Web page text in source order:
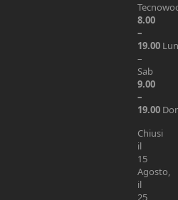
8.00
–
19.00 Lun
–
Sab
9.00
–
19.00
Chiusi
il
15
Agosto,
il
25